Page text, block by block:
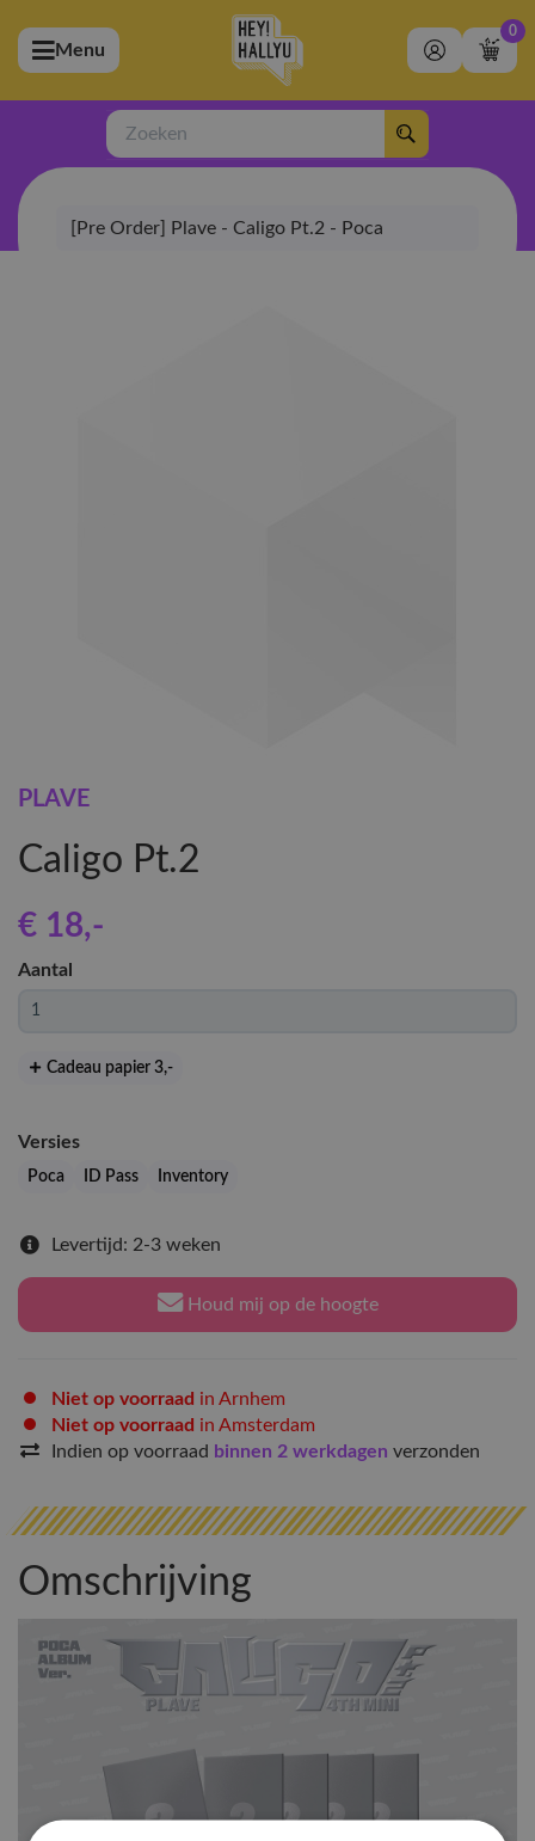
(Artiesten)
(Merchandise)
(Exclusive)
(Winkel)
Menu
0
Zoeken
[Pre Order] Plave - Caligo Pt.2 - Poca
PLAVE
Caligo Pt.2
€ 18,-
Aantal
Cadeau papier 3,-
Versies
Poca ID Pass Inventory
Levertijd: 2-3 weken
Houd mij op de hoogte
Niet op voorraad in Arnhem
Niet op voorraad in Amsterdam
Indien op voorraad binnen 2 werkdagen verzonden
Omschrijving